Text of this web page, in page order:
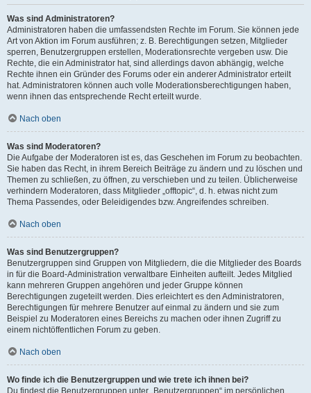
Was sind Administratoren?
Administratoren haben die umfassendsten Rechte im Forum. Sie können jede
Art von Aktion im Forum ausführen; z. B. Berechtigungen setzen, Mitglieder
sperren, Benutzergruppen erstellen, Moderationsrechte vergeben usw. Die
Rechte, die ein Administrator hat, sind allerdings davon abhängig, welche
Rechte ihnen ein Gründer des Forums oder ein anderer Administrator erteilt
hat. Administratoren können auch volle Moderationsberechtigungen haben,
wenn ihnen das entsprechende Recht erteilt wurde.
Nach oben
Was sind Moderatoren?
Die Aufgabe der Moderatoren ist es, das Geschehen im Forum zu beobachten.
Sie haben das Recht, in ihrem Bereich Beiträge zu ändern und zu löschen und
Themen zu schließen, zu öffnen, zu verschieben und zu teilen. Üblicherweise
verhindern Moderatoren, dass Mitglieder „offtopic“, d. h. etwas nicht zum
Thema Passendes, oder Beleidigendes bzw. Angreifendes schreiben.
Nach oben
Was sind Benutzergruppen?
Benutzergruppen sind Gruppen von Mitgliedern, die die Mitglieder des Boards
in für die Board-Administration verwaltbare Einheiten aufteilt. Jedes Mitglied
kann mehreren Gruppen angehören und jeder Gruppe können
Berechtigungen zugeteilt werden. Dies erleichtert es den Administratoren,
Berechtigungen für mehrere Benutzer auf einmal zu ändern und sie zum
Beispiel zu Moderatoren eines Bereichs zu machen oder ihnen Zugriff zu
einem nichtöffentlichen Forum zu geben.
Nach oben
Wo finde ich die Benutzergruppen und wie trete ich ihnen bei?
Du findest die Benutzergruppen unter „Benutzergruppen“ im persönlichen